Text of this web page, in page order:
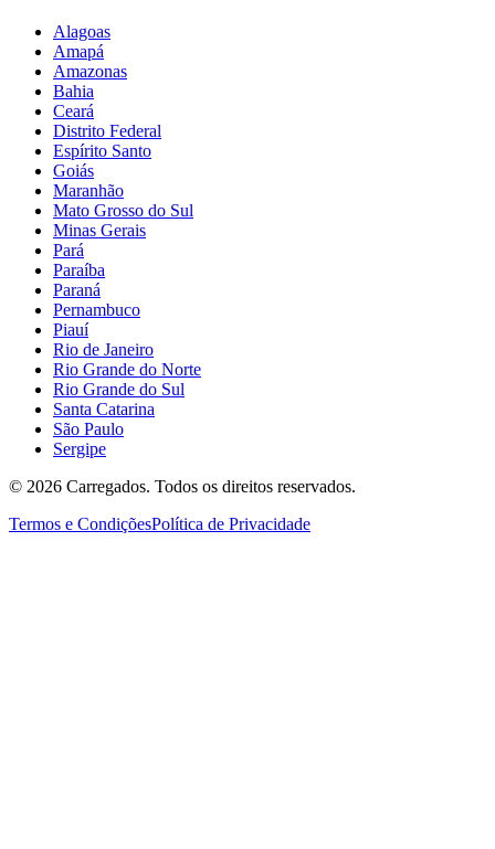
Alagoas
Amapá
Amazonas
Bahia
Ceará
Distrito Federal
Espírito Santo
Goiás
Maranhão
Mato Grosso do Sul
Minas Gerais
Pará
Paraíba
Paraná
Pernambuco
Piauí
Rio de Janeiro
Rio Grande do Norte
Rio Grande do Sul
Santa Catarina
São Paulo
Sergipe
© 2026 Carregados. Todos os direitos reservados.
Termos e CondiçõesPolítica de Privacidade